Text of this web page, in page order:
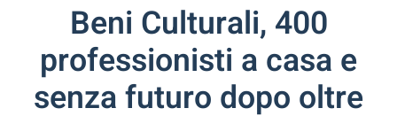
Beni Culturali, 400
professionisti a casa e
senza futuro dopo oltre